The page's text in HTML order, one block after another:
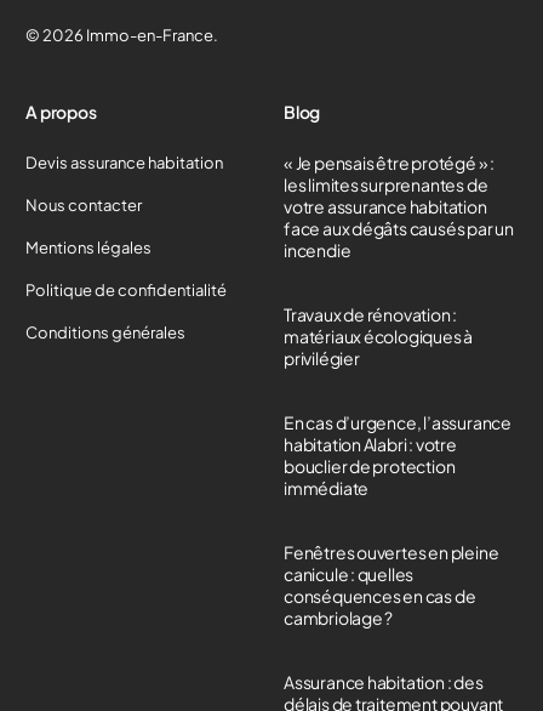
© 2026 Immo-en-France.
A propos
Devis assurance habitation
Nous contacter
Mentions légales
Politique de confidentialité
Conditions générales
Blog
« Je pensais être protégé » :
les limites surprenantes de
votre assurance habitation
face aux dégâts causés par un
incendie
Travaux de rénovation :
matériaux écologiques à
privilégier
En cas d’urgence, l’assurance
habitation Alabri : votre
bouclier de protection
immédiate
Fenêtres ouvertes en pleine
canicule : quelles
conséquences en cas de
cambriolage ?
Assurance habitation : des
délais de traitement pouvant